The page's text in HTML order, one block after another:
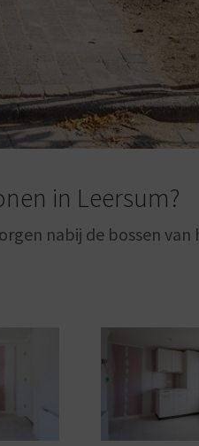
in Leersum?
nabij de bossen